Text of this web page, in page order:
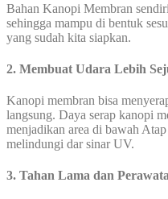
Bahan Kanopi Membran
sehingga mampu di bentuk
yang sudah kita siapkan.
2. Membuat Udara Lebih
Kanopi membran bisa
langsung. Daya serap kanopi
menjadikan area di bawah
melindungi dar sinar UV.
3. Tahan Lama dan